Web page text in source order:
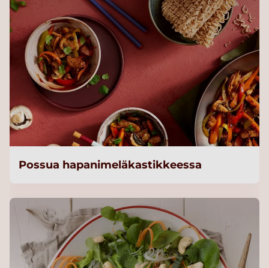
Possua hapanimeläkastikkeessa